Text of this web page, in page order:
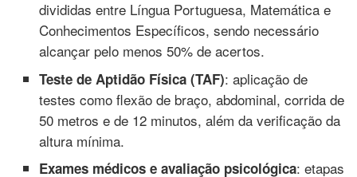
divididas entre Língua Portuguesa, Matemática e
Conhecimentos Específicos, sendo necessário
alcançar pelo menos 50% de acertos.
Teste de Aptidão Física (TAF): aplicação de
testes como flexão de braço, abdominal, corrida de
50 metros e de 12 minutos, além da verificação da
altura mínima.
Exames médicos e avaliação psicológica: etapas